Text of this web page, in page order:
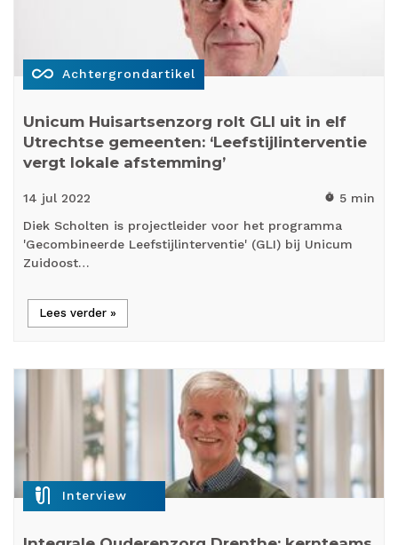
all_inclusive Achtergrondartikel
Unicum Huisartsenzorg rolt GLI uit in elf
Utrechtse gemeenten: ‘Leefstijlinterventie
vergt lokale afstemming’
14 jul 2022 timer 5 min
Diek Scholten is projectleider voor het programma
'Gecombineerde Leefstijlinterventie' (GLI) bij Unicum
Zuidoost…
Lees verder »
mic_external_on Interview